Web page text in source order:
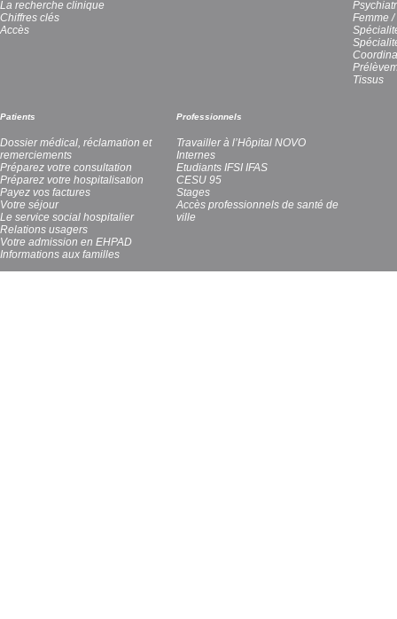
La recherche clinique
Chiffres clés
Accès
Femme /
Tissus
Patients
Dossier médical, réclamation et
remerciements
Préparez votre consultation
Préparez votre hospitalisation
Payez vos factures
Votre séjour
Le service social hospitalier
Relations usagers
Votre admission en EHPAD
Informations aux familles
Professionnels
Travailler à l’Hôpital NOVO
Internes
Etudiants IFSI IFAS
CESU 95
Stages
Accès professionnels de santé de
ville